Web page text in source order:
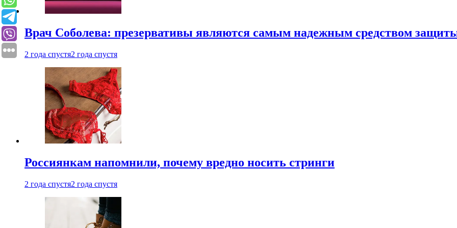
Врач Соболева: презервативы являются самым надежным средством
2 года спустя2 года спустя
Россиянкам напомнили, почему вредно носить стринги
2 года спустя2 года спустя